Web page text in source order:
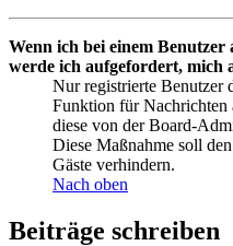
Wenn ich bei einem
werde ich aufgefordert, mich
Nur registrierte Benutzer
Funktion für Nachrichten
diese von der Board-
Diese Maßnahme soll
Gäste verhindern.
Nach oben
Beiträge schreiben